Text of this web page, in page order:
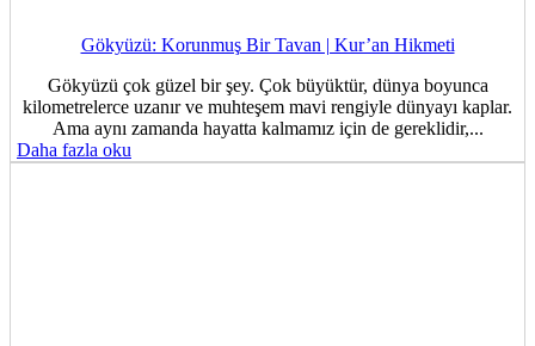
Gökyüzü: Korunmuş Bir Tavan | Kur’an Hikmeti
Gökyüzü çok güzel bir şey. Çok büyüktür, dünya boyunca
kilometrelerce uzanır ve muhteşem mavi rengiyle dünyayı kaplar.
Ama aynı zamanda hayatta kalmamız için de gereklidir,...
Daha fazla oku